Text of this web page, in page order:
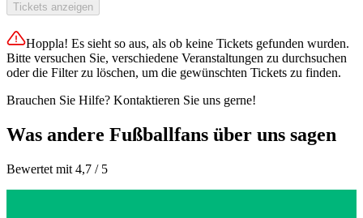
Tickets anzeigen
Hoppla! Es sieht so aus, als ob keine Tickets gefunden wurden.
Bitte versuchen Sie, verschiedene Veranstaltungen zu durchsuchen
oder die Filter zu löschen, um die gewünschten Tickets zu finden.
Brauchen Sie Hilfe? Kontaktieren Sie uns gerne!
Was andere Fußballfans über uns sagen
Bewertet mit 4,7 / 5